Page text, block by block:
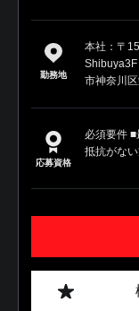
勤務地
本社：〒
市神奈川
応募資格
必須要件
抵抗がな